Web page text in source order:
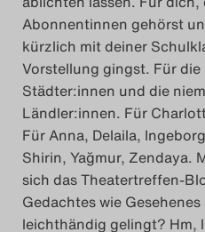
Das
Das
Das
Abonnentinnen gehörst
kürzlich mit deiner
Vorstellung gingst. Für die
Städter:innen und die
Ländler:innen. Für
Für Anna, Delaila,
Shirin, Yağmur, Zendaya.
sich das Theatertreffen-
Gedachtes wie
leichthändig gelingt? Hm,